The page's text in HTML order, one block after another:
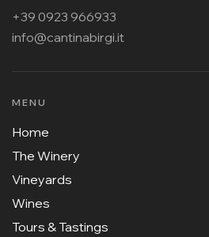
+39 0923 966933
info@cantinabirgi.it
MENU
Home
The Winery
Vineyards
Wines
Tours & Tastings